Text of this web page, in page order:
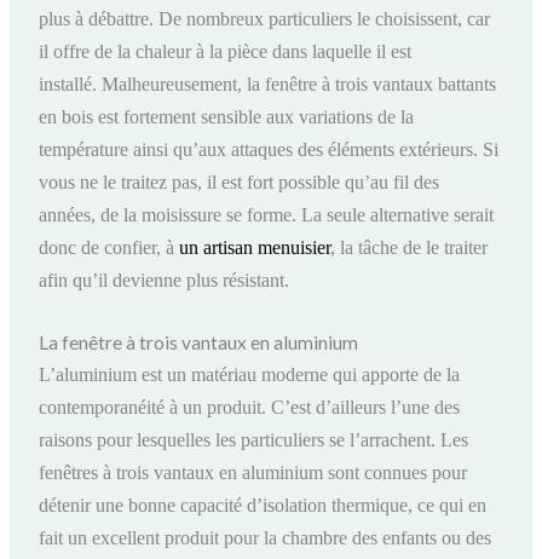
plus à débattre. De nombreux particuliers le choisissent, car
il offre de la chaleur à la pièce dans laquelle il est
installé. Malheureusement, la fenêtre à trois vantaux battants
en bois est fortement sensible aux variations de la
température ainsi qu’aux attaques des éléments extérieurs. Si
vous ne le traitez pas, il est fort possible qu’au fil des
années, de la moisissure se forme. La seule alternative serait
donc de confier, àun artisan menuisier, la tâche de le traiter
afin qu’il devienne plus résistant.
La fenêtre à trois vantaux en aluminium
L’aluminium est un matériau moderne qui apporte de la
contemporanéité à un produit. C’est d’ailleurs l’une des
raisons pour lesquelles les particuliers se l’arrachent. Les
fenêtres à trois vantaux en aluminium sont connues pour
détenir une bonne capacité d’isolation thermique, ce qui en
fait un excellent produit pour la chambre des enfants ou des